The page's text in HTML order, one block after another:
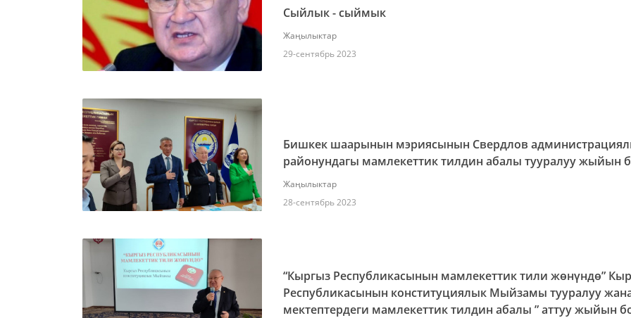
Сыйлык - сыймык
Жаңылыктар
29-сентябрь 2023
Бишкек шаарынын мэриясынын Свердлов
районундагы мамлекеттик тилдин абалы тууралуу жыйын
Жаңылыктар
28-сентябрь 2023
“Кыргыз Республикасынын мамлекеттик тили жөнүндө”
Республикасынын конституциялык Мыйзамы тууралуу
мектептердеги мамлекеттик тилдин абалы ” аттуу жыйын